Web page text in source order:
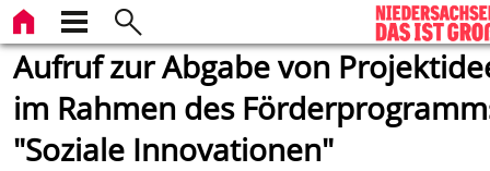
Aufruf zur Abgabe von
im Rahmen des
"Soziale Innovationen"